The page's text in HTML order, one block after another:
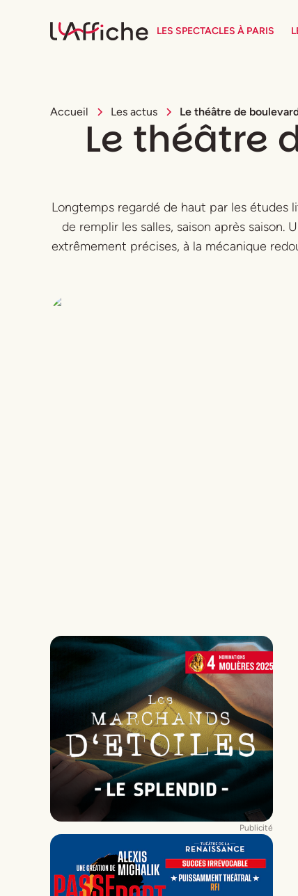
LES SPECTACLES À PARIS
Accueil Les actus Le théâtre de
Le théâtre
Longtemps regardé de haut par les études
de remplir les salles, saison après
extrêmement précises, à la mécanique
Publicité